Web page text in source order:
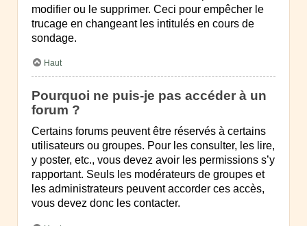
modifier ou le supprimer. Ceci pour empêcher le
trucage en changeant les intitulés en cours de
sondage.
Haut
Pourquoi ne puis-je pas accéder à un
forum ?
Certains forums peuvent être réservés à certains
utilisateurs ou groupes. Pour les consulter, les lire,
y poster, etc., vous devez avoir les permissions s’y
rapportant. Seuls les modérateurs de groupes et
les administrateurs peuvent accorder ces accès,
vous devez donc les contacter.